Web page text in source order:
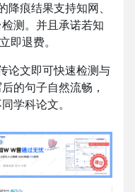
痕结果支持知网、
测。并且承诺若知
即退费。
论文即可快速检测与
的句子自然流畅，
学科论文。